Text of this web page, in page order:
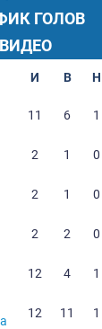
ГОЛОВ
ВИДЕО
И В Н
11 6 1
2 1 0
2 1 0
2 2 0
12 4 1
12 11 1